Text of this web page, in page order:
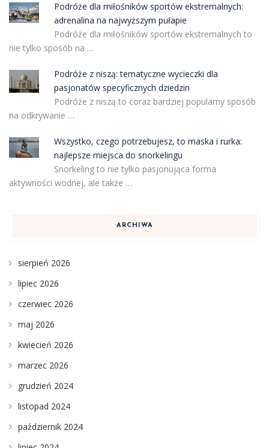
Podróże dla miłośników sportów ekstremalnych:
adrenalina na najwyższym pułapie
Podróże dla miłośników sportów ekstremalnych to
nie tylko sposób na …
Podróże z niszą: tematyczne wycieczki dla
pasjonatów specyficznych dziedzin
Podróże z niszą to coraz bardziej popularny sposób
na odkrywanie …
Wszystko, czego potrzebujesz, to maska i rurka:
najlepsze miejsca do snorkelingu
Snorkeling to nie tylko pasjonująca forma
aktywności wodnej, ale także …
ARCHIWA
sierpień 2026
lipiec 2026
czerwiec 2026
maj 2026
kwiecień 2026
marzec 2026
grudzień 2024
listopad 2024
październik 2024